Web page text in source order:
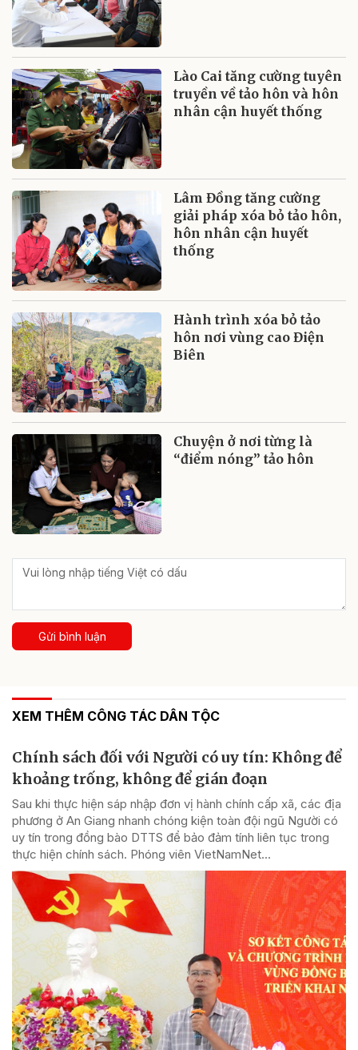
Lào Cai tăng cường tuyên
truyền về tảo hôn và hôn
nhân cận huyết thống
Lâm Đồng tăng cường
giải pháp xóa bỏ tảo hôn,
hôn nhân cận huyết
thống
Hành trình xóa bỏ tảo
hôn nơi vùng cao Điện
Biên
Chuyện ở nơi từng là
“điểm nóng” tảo hôn
Gửi bình luận
XEM THÊM CÔNG TÁC DÂN TỘC
Chính sách đối với Người có uy tín: Không để
khoảng trống, không để gián đoạn
Sau khi thực hiện sáp nhập đơn vị hành chính cấp xã, các địa
phương ở An Giang nhanh chóng kiện toàn đội ngũ Người có
uy tín trong đồng bào DTTS để bảo đảm tính liên tục trong
thực hiện chính sách. Phóng viên VietNamNet...